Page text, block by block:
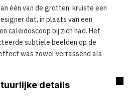
grotten.
één van de grotten, kruiste een
dat, in plaats van een
caleidoscoop bij zich had. Het
subtiele beelden op de
was zowel verrassend als
details